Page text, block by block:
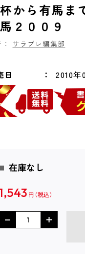
から有馬
２００９
サラブレ編集部
日 2010年
在庫なし
円